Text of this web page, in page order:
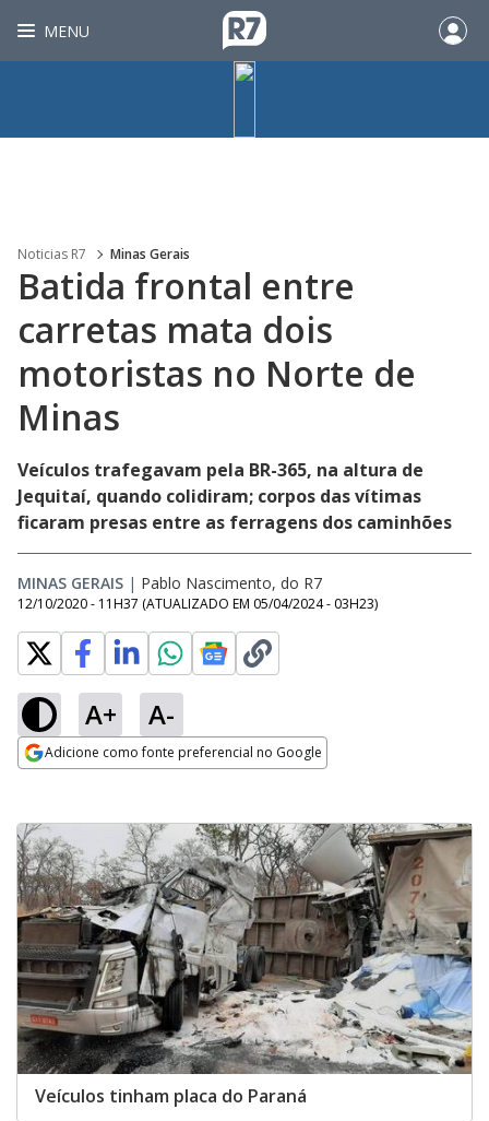
MENU
Noticias R7 Minas Gerais
Batida frontal entre
carretas mata dois
motoristas no Norte de
Minas
Veículos trafegavam pela BR-365, na altura de
Jequitaí, quando colidiram; corpos das vítimas
ficaram presas entre as ferragens dos caminhões
MINAS GERAIS | Pablo Nascimento, do R7
12/10/2020 - 11H37 (ATUALIZADO EM 05/04/2024 - 03H23)
A+ A-
Adicione como fonte preferencial no Google
Veículos tinham placa do Paraná